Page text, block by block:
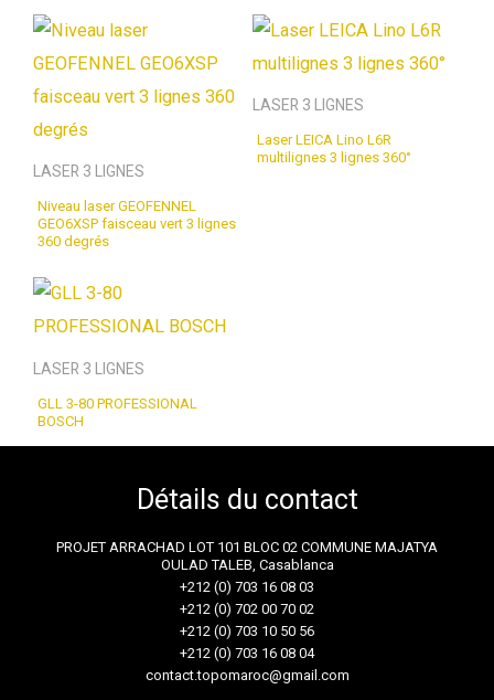
LASER 3 LIGNES
Niveau laser GEOFENNEL
GEO6XSP faisceau vert 3 lignes
360 degrés
LASER 3 LIGNES
Laser LEICA Lino L6R
multilignes 3 lignes 360°
LASER 3 LIGNES
GLL 3-80 PROFESSIONAL
BOSCH
Détails du contact
PROJET ARRACHAD LOT 101 BLOC 02 COMMUNE MAJATYA
OULAD TALEB, Casablanca
+212 (0) 703 16 08 03
+212 (0) 702 00 70 02
+212 (0) 703 10 50 56
+212 (0) 703 16 08 04
contact.topomaroc@gmail.com